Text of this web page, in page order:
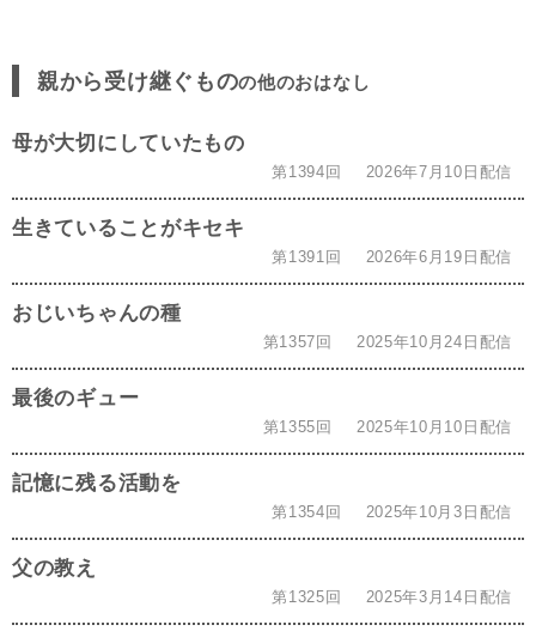
親から受け継ぐものの他のおはなし
母が大切にしていたもの
第1394回 2026年7月10日配信
生きていることがキセキ
第1391回 2026年6月19日配信
おじいちゃんの種
第1357回 2025年10月24日配信
最後のギュー
第1355回 2025年10月10日配信
記憶に残る活動を
第1354回 2025年10月3日配信
父の教え
第1325回 2025年3月14日配信